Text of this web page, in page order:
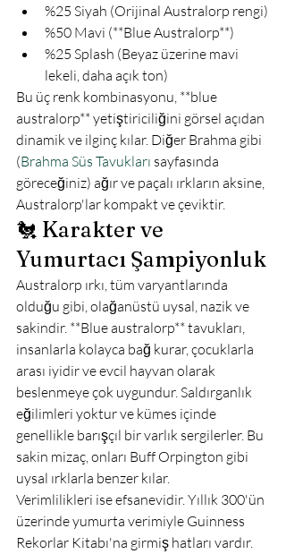
%25 Siyah (Orijinal Australorp rengi)
%50 Mavi (**Blue Australorp**)
%25 Splash (Beyaz üzerine mavi
lekeli, daha açık ton)
Bu üç renk kombinasyonu, **blue
australorp** yetiştiriciliğini görsel açıdan
dinamik ve ilginç kılar. Diğer Brahma gibi
(Brahma Süs Tavukları sayfasında
göreceğiniz) ağır ve paçalı ırkların aksine,
Australorp'lar kompakt ve çeviktir.
🐔 Karakter ve
Yumurtacı Şampiyonluk
Australorp ırkı, tüm varyantlarında
olduğu gibi, olağanüstü uysal, nazik ve
sakindir. **Blue australorp** tavukları,
insanlarla kolayca bağ kurar, çocuklarla
arası iyidir ve evcil hayvan olarak
beslenmeye çok uygundur. Saldırganlık
eğilimleri yoktur ve kümes içinde
genellikle barışçıl bir varlık sergilerler. Bu
sakin mizaç, onları Buff Orpington gibi
uysal ırklarla benzer kılar.
Verimlilikleri ise efsanevidir. Yıllık 300'ün
üzerinde yumurta verimiyle Guinness
Rekorlar Kitabı'na girmiş hatları vardır.